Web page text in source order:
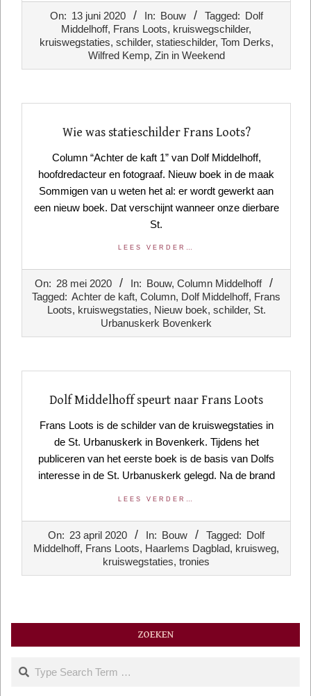
On: 13 juni 2020 In: Bouw Tagged: Dolf
Middelhoff, Frans Loots, kruiswegschilder,
kruiswegstaties, schilder, statieschilder, Tom Derks,
Wilfred Kemp, Zin in Weekend
Wie was statieschilder Frans Loots?
Column “Achter de kaft 1” van Dolf Middelhoff,
hoofdredacteur en fotograaf. Nieuw boek in de maak
Sommigen van u weten het al: er wordt gewerkt aan
een nieuw boek. Dat verschijnt wanneer onze dierbare
St.
LEES VERDER…
05-
On: 28 mei 2020 In: Bouw, Column Middelhoff
Tagged: Achter de kaft, Column, Dolf Middelhoff, Frans
Loots, kruiswegstaties, Nieuw boek, schilder, St.
Urbanuskerk Bovenkerk
Dolf Middelhoff speurt naar Frans Loots
Frans Loots is de schilder van de kruiswegstaties in
de St. Urbanuskerk in Bovenkerk. Tijdens het
publiceren van het eerste boek is de basis van Dolfs
interesse in de St. Urbanuskerk gelegd. Na de brand
LEES VERDER…
04-
On: 23 april 2020 In: Bouw Tagged: Dolf
Middelhoff, Frans Loots, Haarlems Dagblad, kruisweg,
kruiswegstaties, tronies
ZOEKEN
Search